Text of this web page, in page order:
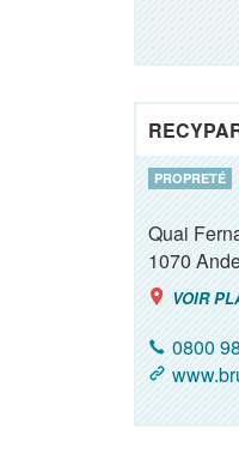
PROPRETÉ
Quai
1070
VOIR
0800